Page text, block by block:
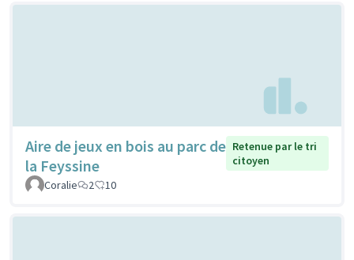
Aire de jeux en bois au parc de
la Feyssine
Retenue par le tri
citoyen
Coralie
2 10